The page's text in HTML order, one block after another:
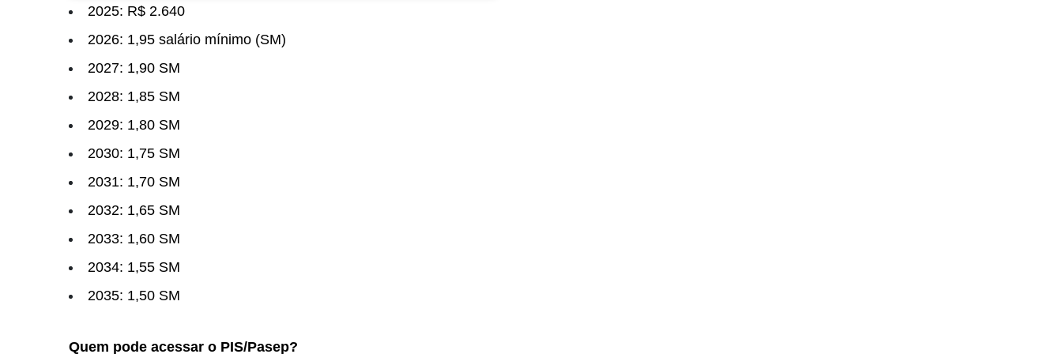
2025: R$ 2.640
2026: 1,95 salário mínimo (SM)
2027: 1,90 SM
2028: 1,85 SM
2029: 1,80 SM
2030: 1,75 SM
2031: 1,70 SM
2032: 1,65 SM
2033: 1,60 SM
2034: 1,55 SM
2035: 1,50 SM
Quem pode acessar o PIS/Pasep?